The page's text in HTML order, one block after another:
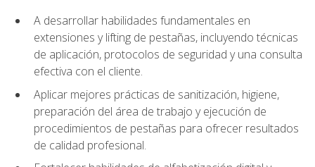
A desarrollar habilidades fundamentales en
extensiones y lifting de pestañas, incluyendo técnicas
de aplicación, protocolos de seguridad y una consulta
efectiva con el cliente.
Aplicar mejores prácticas de sanitización, higiene,
preparación del área de trabajo y ejecución de
procedimientos de pestañas para ofrecer resultados
de calidad profesional.